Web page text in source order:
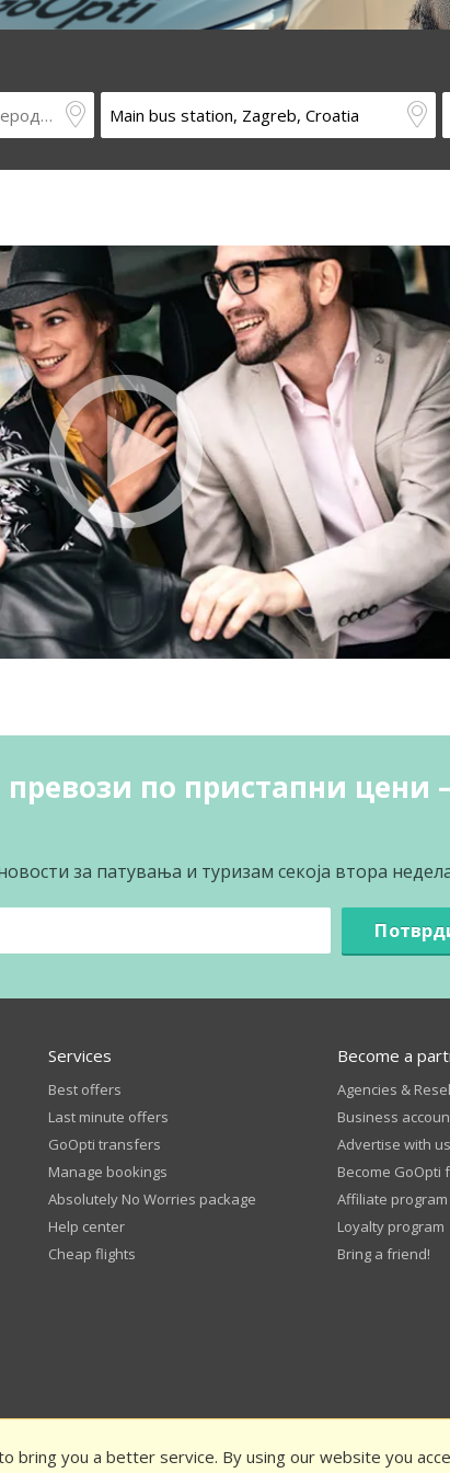
bring you a better service. By using our website you
по пристапни цени –
за патувања и туризам секоја втора
Services
Best offers
Last minute offers
GoOpti transfers
Manage bookings
Absolutely No Worries package
Help center
Cheap flights
Become a
Agencies &
Business
Advertise with us
Become GoOpti
Affiliate program
Loyalty program
Bring a friend!
Terms and Conditions Privacy Policy Public funding